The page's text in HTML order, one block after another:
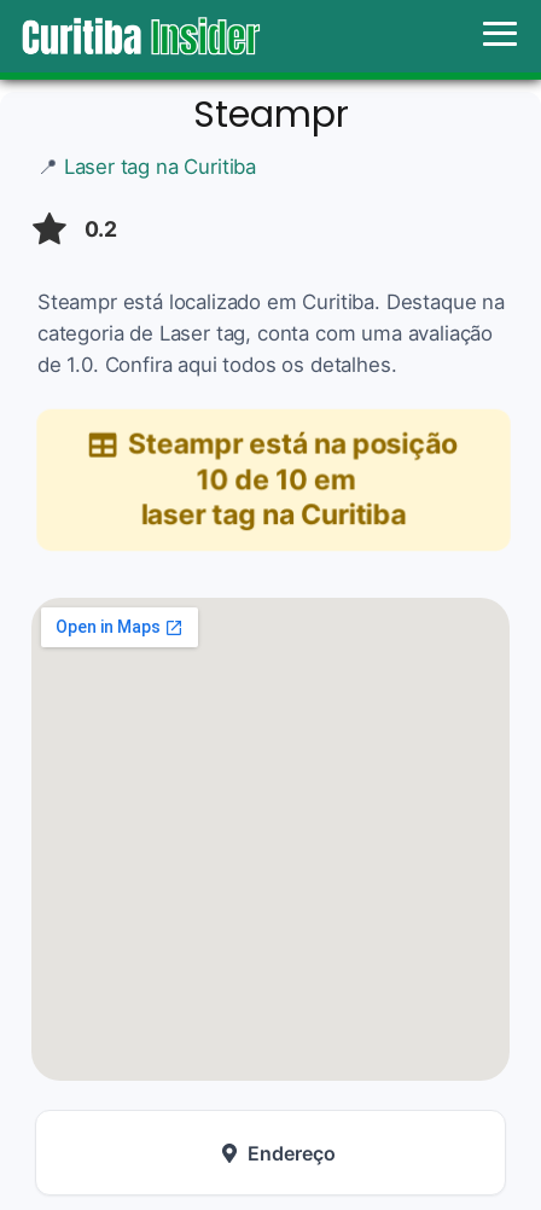
Steampr
📍 Laser tag na Curitiba
0.2
Steampr está localizado em Curitiba. Destaque na
categoria de Laser tag, conta com uma avaliação
de 1.0. Confira aqui todos os detalhes.
Steampr está na posição
10 de 10 em
laser tag na Curitiba
Endereço